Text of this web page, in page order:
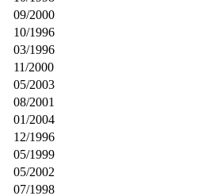
09/2000
10/1996
03/1996
11/2000
05/2003
08/2001
01/2004
12/1996
05/1999
05/2002
07/1998